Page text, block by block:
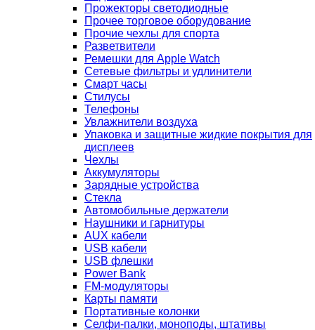
Прожекторы светодиодные
Прочее торговое оборудование
Прочие чехлы для спорта
Разветвители
Ремешки для Apple Watch
Сетевые фильтры и удлинители
Смарт часы
Стилусы
Телефоны
Увлажнители воздуха
Упаковка и защитные жидкие покрытия для
дисплеев
Чехлы
Аккумуляторы
Зарядные устройства
Стекла
Автомобильные держатели
Наушники и гарнитуры
AUX кабели
USB кабели
USB флешки
Power Bank
FM-модуляторы
Карты памяти
Портативные колонки
Селфи-палки, моноподы, штативы